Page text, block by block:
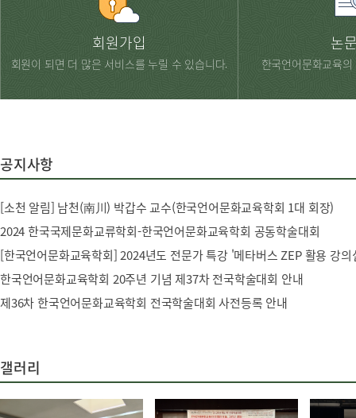
회원가입
회원이 되면 더 많은 서비스를 누릴 수 있습니다.
논
한국언어문화교육
공지사항
[소천 알림] 남천(南川) 박갑수 교수(한국언어문화교육학회 1대 회장)
2024 한국국제문화교류학회-한국언어문화교육학회 공동학술대회
한국언어문화교육학회 20주년 기념 제37차 전국학술대회 안내
제36차 한국언어문화교육학회 전국학술대회 사전등록 안내
갤러리